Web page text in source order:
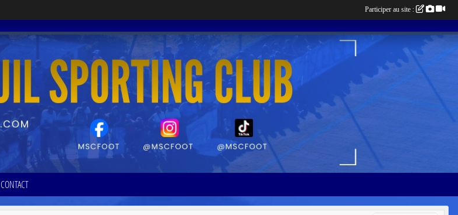
CONTACT
Participer au site :